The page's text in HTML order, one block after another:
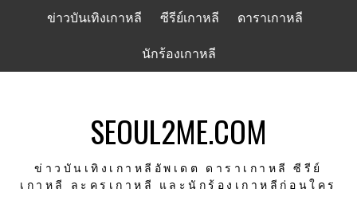
ข่าวบันเทิงเกาหลี ซีรีย์เกาหลี ดาราเกาหลี
นักร้องเกาหลี
SEOUL2ME.COM
ข่าวบันเทิงเกาหลีอัพเดต ดาราเกาหลี ซีรีย์
เกาหลี ละครเกาหลี และนักร้องเกาหลีก่อนใคร